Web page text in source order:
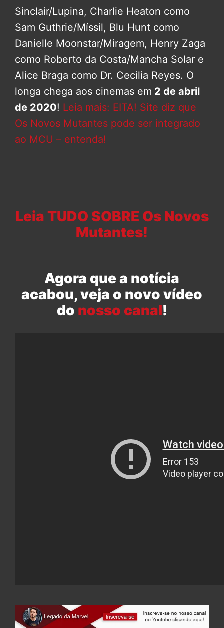
Sinclair/Lupina, Charlie Heaton como
Sam Guthrie/Míssil, Blu Hunt como
Danielle Moonstar/Miragem, Henry Zaga
como Roberto da Costa/Mancha Solar e
Alice Braga como Dr. Cecilia Reyes. O
longa chega aos cinemas em 2 de abril
de 2020! Leia mais: EITA! Site diz que
Os Novos Mutantes pode ser integrado
ao MCU – entenda!
Leia TUDO SOBRE Os Novos
Mutantes!
Agora que a notícia
acabou, veja o novo vídeo
do nosso canal!